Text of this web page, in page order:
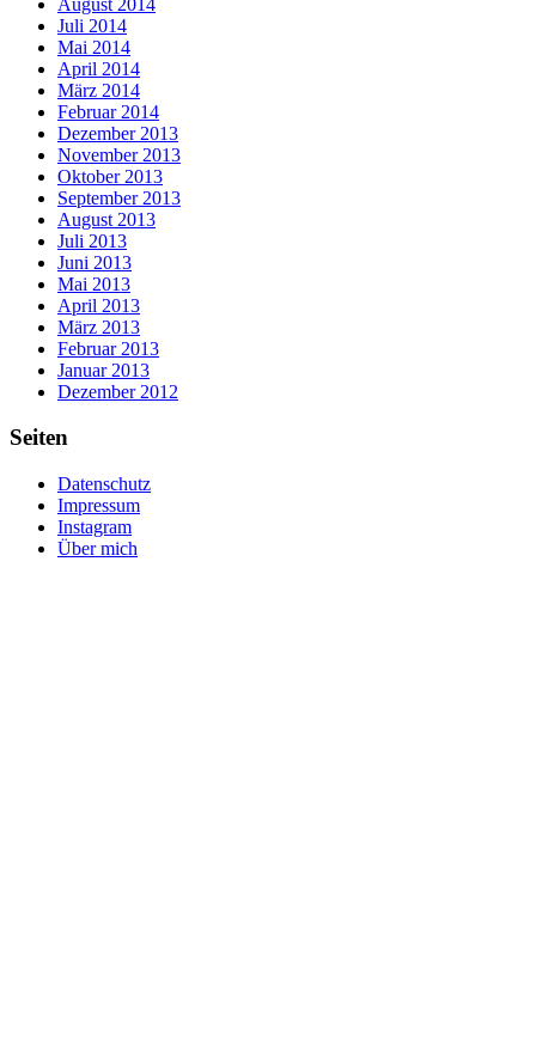
Juli 2014
Mai 2014
April 2014
März 2014
Februar 2014
Dezember 2013
November 2013
Oktober 2013
September 2013
August 2013
Juli 2013
Juni 2013
Mai 2013
April 2013
März 2013
Februar 2013
Januar 2013
Dezember 2012
Seiten
Datenschutz
Impressum
Instagram
Über mich